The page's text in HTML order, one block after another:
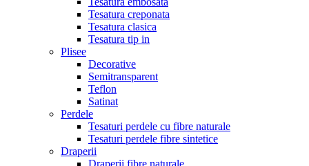
Tesatura creponata
Tesatura clasica
Tesatura tip in
Plisee
Decorative
Semitransparent
Teflon
Satinat
Perdele
Tesaturi perdele cu fibre naturale
Tesaturi perdele fibre sintetice
Draperii
Draperii fibre naturale